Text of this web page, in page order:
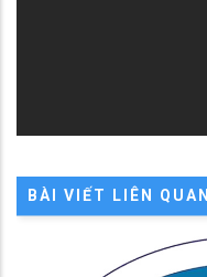
BÀI VIẾT LIÊN QUAN